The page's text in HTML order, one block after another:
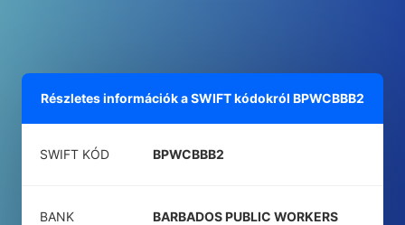
Részletes információk a SWIFT kódokról BPWCBBB2
SWIFT KÓD BPWCBBB2
BANK
BARBADOS PUBLIC WORKERS